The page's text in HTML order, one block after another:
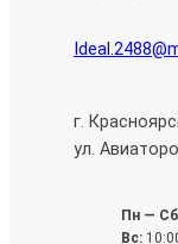
г.
ул.
Пн —
Вс: